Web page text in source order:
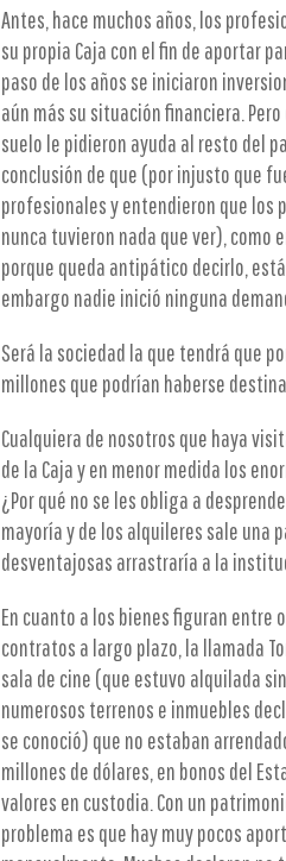
Antes, hace muchos años, los
su propia Caja con el fin de aportar
paso de los años se iniciaron
aún más su situación financiera.
suelo le pidieron ayuda al resto del
conclusión de que (por injusto que
profesionales y entendieron que los
nunca tuvieron nada que ver), como
porque queda antipático decirlo,
embargo nadie inició ninguna
Será la sociedad la que tendrá que
millones que podrían haberse
Cualquiera de nosotros que haya
de la Caja y en menor medida los
¿Por qué no se les obliga a
mayoría y de los alquileres sale una
desventajosas arrastraría a la
En cuanto a los bienes figuran entre
contratos a largo plazo, la llamada
sala de cine (que estuvo alquilada
numerosos terrenos e inmuebles
se conoció) que no estaban
millones de dólares, en bonos del
valores en custodia. Con un
problema es que hay muy pocos